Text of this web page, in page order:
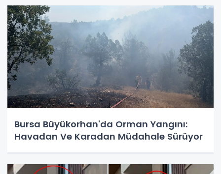
Bursa Büyükorhan'da Orman Yangını:
Havadan Ve Karadan Müdahale Sürüyor